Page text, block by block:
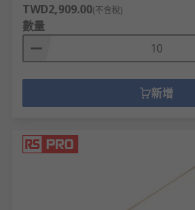
TWD2,909.00(不含稅)
數量
新增